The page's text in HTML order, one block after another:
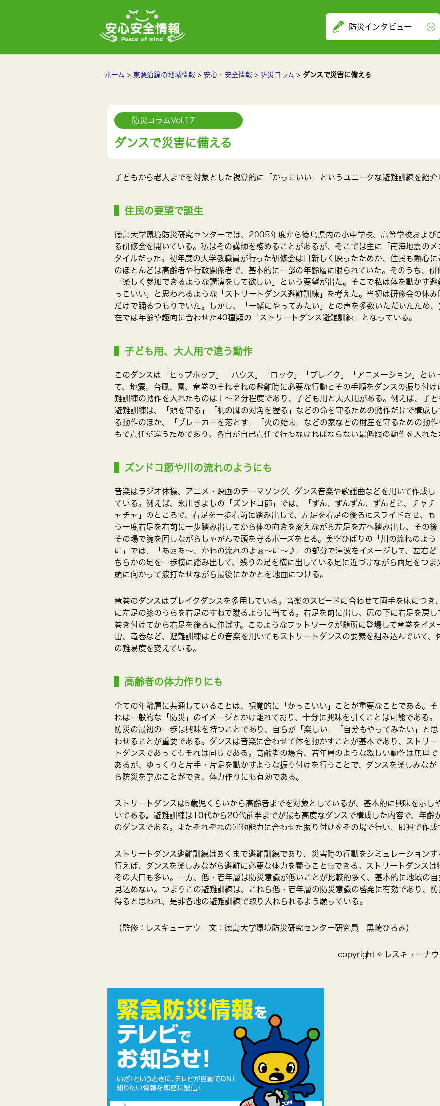
防災インタビュー
ホーム 東急沿線の地域情報 安心・安全情報 防災コラム ダンスで災害に備える
防災コラムVol.17
ダンスで災害に備える
子どもから老人までを対象とした視覚的に「かっこいい」というユニークな避難訓練を紹介
住民の要望で誕生
徳島大学環境防災研究センターでは、2005年度から徳島県内の小中学校、高等学校および
る研修会を開いている。私はその講師を務めることがあるが、そこでは主に「南海地震の
タイルだった。初年度の大学教職員が行った研修会は目新しく映ったためか、住民も熱心
のほとんどは高齢者や行政関係者で、基本的に一部の年齢層に限られていた。そのうち、研
「楽しく参加できるような講演をして欲しい」という要望が出た。そこで私は体を動かす
っこいい」と思われるような「ストリートダンス避難訓練」を考えた。当初は研修会の休
だけで踊るつもりでいた。しかし、「一緒にやってみたい」との声を多数いただいたため
在では年齢や趣向に合わせた40種類の「ストリートダンス避難訓練」となっている。
子ども用、大人用で違う動作
このダンスは「ヒップホップ」「ハウス」「ロック」「ブレイク」「アニメーション」とい
て、地震、台風、雷、竜巻のそれぞれの避難時に必要な行動とその手順をダンスの振り付
難訓練の動作を入れたものは１～２分程度であり、子ども用と大人用がある。例えば、子
避難訓練は、「頭を守る」「机の脚の対角を握る」などの命を守るための動作だけで構成
る動作のほか、「ブレーカーを落とす」「火の始末」などの家などの財産を守るための動
もで責任が違うためであり、各自が自己責任で行わなければならない最低限の動作を入れた
ズンドコ節や川の流れのようにも
音楽はラジオ体操、アニメ・映画のテーマソング、ダンス音楽や歌謡曲などを用いて作成し
ている。例えば、氷川きよしの「ズンドコ節」では、「ずん、ずんずん、ずんどこ、チャチ
ャチャ」のところで、右足を一歩右前に踏み出して、左足を右足の後ろにスライドさせ、も
う一度右足を右前に一歩踏み出してから体の向きを変えながら左足を左へ踏み出し、その後
その場で腕を回しながらしゃがんで頭を守るポーズをとる。美空ひばりの「川の流れのよう
に」では、「あぁあ～、かわの流れのよぉ～に～♪」の部分で津波をイメージして、左右ど
ちらかの足を一歩横に踏み出して、残りの足を横に出している足に近づけながら両足をつま
頭に向かって波打たせながら最後にかかとを地面につける。
竜巻のダンスはブレイクダンスを多用している。音楽のスピードに合わせて両手を床につき
に左足の膝のうらを右足のすねで蹴るように当てる。右足を前に出し、尻の下に右足を戻し
巻き付けてから右足を後ろに伸ばす。このようなフットワークが随所に登場して竜巻をイメ
雷、竜巻など、避難訓練はどの音楽を用いてもストリートダンスの要素を組み込んでいて、
の難易度を変えている。
高齢者の体力作りにも
全ての年齢層に共通していることは、視覚的に「かっこいい」ことが重要なことである。そ
れは一般的な「防災」のイメージとかけ離れており、十分に興味を引くことは可能である。
防災の最初の一歩は興味を持つことであり、自らが「楽しい」「自分もやってみたい」と思
わせることが重要である。ダンスは音楽に合わせて体を動かすことが基本であり、ストリー
トダンスであってもそれは同じである。高齢者の場合、若年層のような激しい動作は無理で
あるが、ゆっくりと片手・片足を動かすような振り付けを行うことで、ダンスを楽しみなが
ら防災を学ぶことができ、体力作りにも有効である。
ストリートダンスは5歳児くらいから高齢者までを対象としているが、基本的に興味を示
いである。避難訓練は10代から20代前半までが最も高度なダンスで構成した内容で、年齢
のダンスである。またそれぞれの運動能力に合わせた振り付けをその場で行い、即興で作成
ストリートダンス避難訓練はあくまで避難訓練であり、災害時の行動をシミュレーション
行えば、ダンスを楽しみながら避難に必要な体力を養うこともできる。ストリートダンスは
その人口も多い。一方、低・若年層は防災意識が低いことが比較的多く、基本的に地域の
見込めない。つまりこの避難訓練は、これら低・若年層の防災意識の啓発に有効であり、
得ると思われ、是非各地の避難訓練で取り入れられるよう願っている。
（監修：レスキューナウ 文：徳島大学環境防災研究センター研究員 黒崎ひろみ）
copyright © レスキューナ